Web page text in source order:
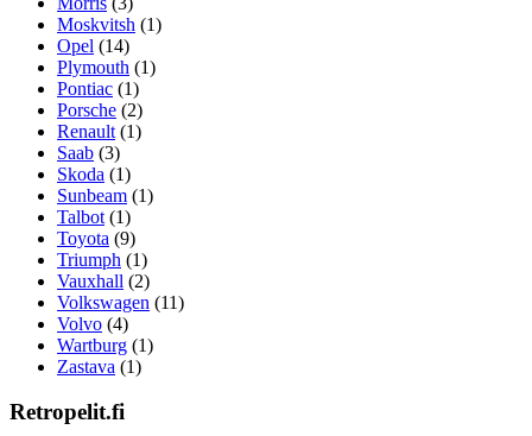
Moskvitsh (1)
Opel (14)
Plymouth (1)
Pontiac (1)
Porsche (2)
Renault (1)
Saab (3)
Skoda (1)
Sunbeam (1)
Talbot (1)
Toyota (9)
Triumph (1)
Vauxhall (2)
Volkswagen (11)
Volvo (4)
Wartburg (1)
Zastava (1)
Retropelit.fi